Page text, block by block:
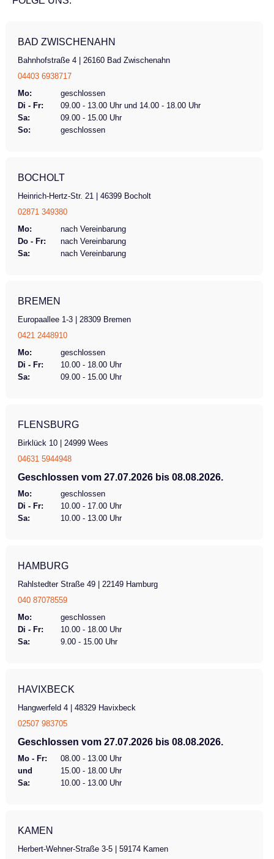
Preis abweichen. Jedes Rad ist individuell
Gang Nabenschaltung Shimano Neuxus mit
Freilauf Bremsen mechanische
Scheibenbremse vorne, hydraulische
Scheibenbremse hinten Beleuchtung
optional Bereifung Pannensichere Reifen
Sonstiges Rückspiegel links
BAD ZWISCHENAHN
Bahnhofstraße 4 | 26160 Bad Zwischenahn
04403 6938717
Mo:
geschlossen
Di - Fr:
09.00 - 13.00 Uhr und 14.00 - 18.00 Uhr
Sa:
09.00 - 15.00 Uhr
So:
geschlossen
BOCHOLT
Heinrich-Hertz-Str. 21 | 46399 Bocholt
02871 349380
Mo:
nach Vereinbarung
Do - Fr:
nach Vereinbarung
Sa:
nach Vereinbarung
BREMEN
Europaallee 1-3 | 28309 Bremen
0421 2448910
Mo:
geschlossen
Di - Fr:
10.00 - 18.00 Uhr
Sa:
09.00 - 15.00 Uhr
FLENSBURG
Birklück 10 | 24999 Wees
04631 5944948
Geschlossen vom 27.07.2026 bis 08.08.2026.
Mo:
geschlossen
Di - Fr:
10.00 - 17.00 Uhr
Sa:
10.00 - 13.00 Uhr
HAMBURG
Rahlstedter Straße 49 | 22149 Hamburg
040 87078559
Mo:
geschlossen
Di - Fr:
10.00 - 18.00 Uhr
Sa:
9.00 - 15.00 Uhr
HAVIXBECK
Hangwerfeld 4 | 48329 Havixbeck
02507 983705
Geschlossen vom 27.07.2026 bis 08.08.2026.
Mo - Fr:
08.00 - 13.00 Uhr
und
15.00 - 18.00 Uhr
Sa:
10.00 - 13.00 Uhr
KAMEN
Herbert-Wehner-Straße 3-5 | 59174 Kamen